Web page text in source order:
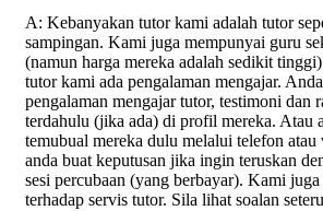
A: Kebanyakan tutor kami adalah tutor
sampingan. Kami juga mempunyai guru
(namun harga mereka adalah sedikit
tutor kami ada pengalaman mengajar.
pengalaman mengajar tutor, testimoni dan
terdahulu (jika ada) di profil mereka. Atau
temubual mereka dulu melalui telefon atau
anda buat keputusan jika ingin teruskan
sesi percubaan (yang berbayar). Kami
terhadap servis tutor. Sila lihat soalan